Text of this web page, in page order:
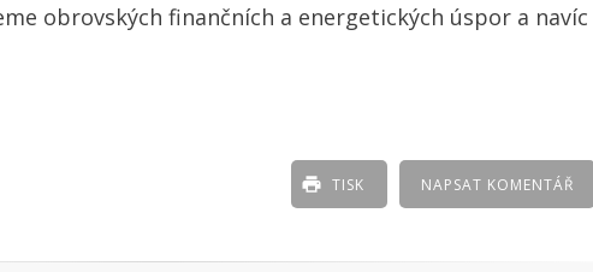
obrovských finančních a energetických úspor a navíc
NAPSAT KOMENTÁŘ
TISK